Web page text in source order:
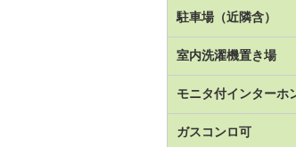
駐車場（近隣含）
室内洗濯機置き場
モニタ付インターホ
ガスコンロ可